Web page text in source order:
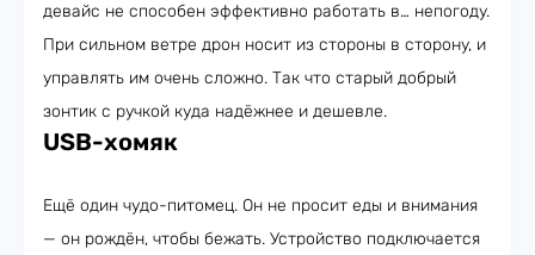
девайс не способен эффективно работать в… непогоду.
При сильном ветре дрон носит из стороны в сторону, и
управлять им очень сложно. Так что старый добрый
зонтик с ручкой куда надёжнее и дешевле.
USB-хомяк
Ещё один чудо-питомец. Он не просит еды и внимания
— он рождён, чтобы бежать. Устройство подключается